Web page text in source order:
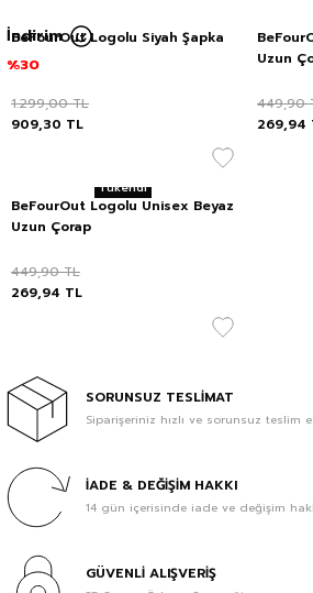
İndirim
%30
BeFourOut Logolu Siyah Şapka
1.299,00TL
909,30 TL
Uzun
449,90
269,94
Tükendi
BeFourOut Logolu Unisex Beyaz
Uzun Çorap
449,90TL
269,94 TL
SORUNSUZ TESLİMAT
Siparişeriniz hızlı ve sorunsuz teslim
İADE & DEĞİŞİM HAKKI
14 gün içerisinde iade ve değişim
GÜVENLİ ALIŞVERİŞ